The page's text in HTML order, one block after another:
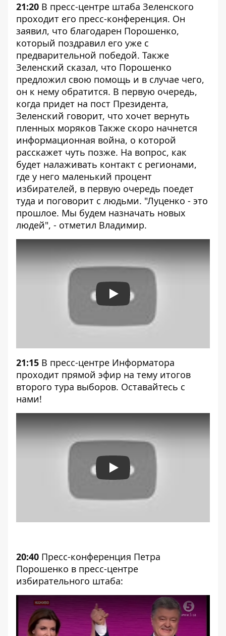
21:20 В пресс-центре штаба Зеленского
проходит его пресс-конференция. Он
заявил, что благодарен Порошенко,
который поздравил его уже с
предварительной победой. Также
Зеленский сказал, что Порошенко
предложил свою помощь и в случае чего,
он к нему обратится. В первую очередь,
когда придет на пост Президента,
Зеленский говорит, что хочет вернуть
пленных моряков Также скоро начнется
информационная война, о которой
расскажет чуть позже. На вопрос, как
будет налаживать контакт с регионами,
где у него маленький процент
избирателей, в первую очередь поедет
туда и поговорит с людьми. "Луценко - это
прошлое. Мы будем назначать новых
людей", - отметил Владимир.
Play
21:15 В пресс-центре Информатора
проходит прямой эфир на тему итогов
второго тура выборов. Оставайтесь с
нами!
Play
20:40 Пресс-конференция Петра
Порошенко в пресс-центре
избирательного штаба: